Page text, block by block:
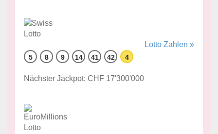
Lotto Zahlen »
5 8 9 14 41 42 4
Nächster Jackpot: CHF 17'300'000